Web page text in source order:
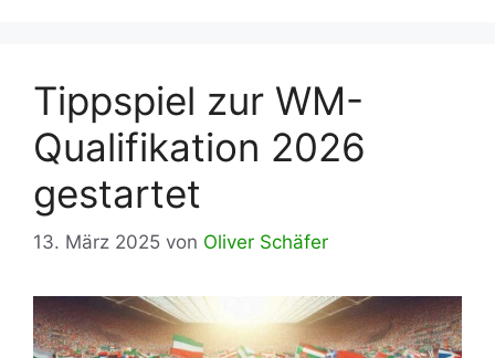
Tippspiel zur WM-
Qualifikation 2026
gestartet
13. März 2025 von Oliver Schäfer